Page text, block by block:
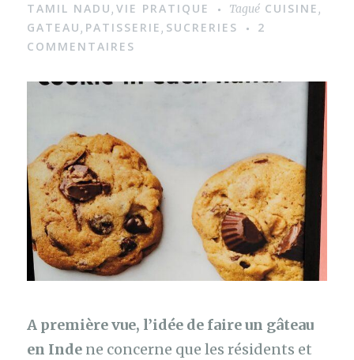
TAMIL NADU,VIE PRATIQUE Tagué CUISINE,
GATEAU, PATISSERIE, SUCRERIES
2
COMMENTAIRES
A première vue, l’idée de faire un gâteau
en Inde ne concerne que les résidents et